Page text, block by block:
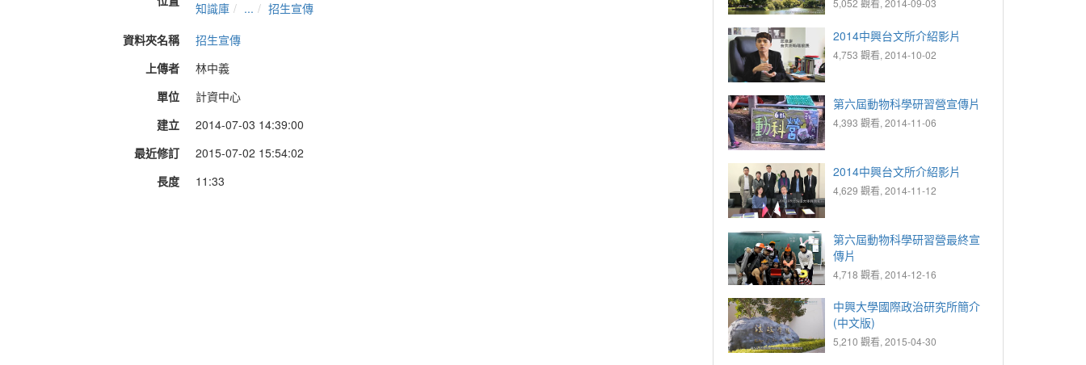
知識庫 ...
招生宣傳
資料夾名稱
招生宣傳
上傳者
林中義
單位
計資中心
建立
2014-07-03 14:39:00
最近修訂
2015-07-02 15:54:02
長度
11:33
5,052 觀看, 2014-09-03
2014中興台文所介紹影片
4,753 觀看, 2014-10-02
第六屆動物科學研習營宣傳片
4,393 觀看, 2014-11-06
2014中興台文所介紹影片
4,629 觀看, 2014-11-12
第六屆動物科學研習營最終宣
傳片
4,718 觀看, 2014-12-16
中興大學國際政治研究所簡介
(中文版)
5,210 觀看, 2015-04-30